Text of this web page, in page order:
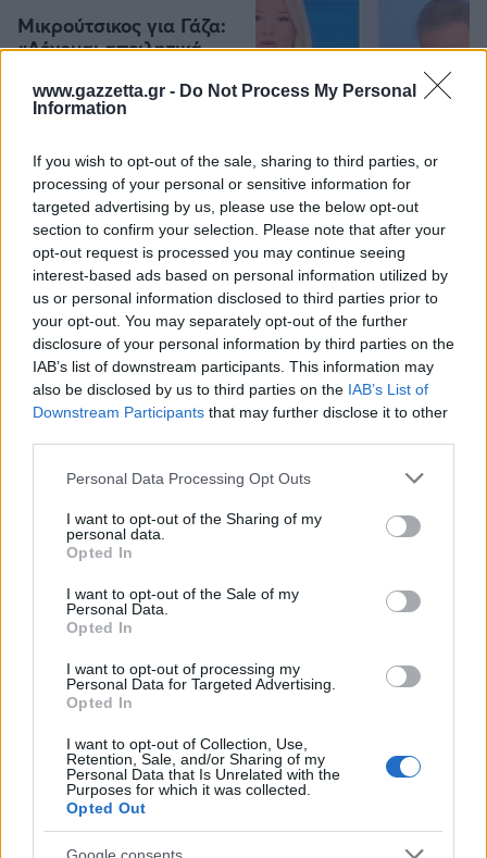
www.gazzetta.gr - Do Not Process My Personal
Information
If you wish to opt-out of the sale, sharing to third parties, or
processing of your personal or sensitive information for
targeted advertising by us, please use the below opt-out
section to confirm your selection. Please note that after your
opt-out request is processed you may continue seeing
interest-based ads based on personal information utilized by
us or personal information disclosed to third parties prior to
your opt-out. You may separately opt-out of the further
disclosure of your personal information by third parties on the
IAB’s list of downstream participants. This information may
also be disclosed by us to third parties on the IAB’s List of
Downstream Participants that may further disclose it to other
Please note that this website/app uses one or more Google
not limited to your visit or usage behaviour. You may click to
grant or deny consent to Google and its third-party tags to
use your data for below specified purposes in below Google
consent section.
Personal Data Processing Opt Outs
I want to opt-out of the Sharing of my
personal data.
Opted In
I want to opt-out of the Sale of my
Personal Data.
Opted In
I want to opt-out of processing my
Personal Data for Targeted Advertising.
Opted In
I want to opt-out of Collection, Use,
Retention, Sale, and/or Sharing of my
Personal Data that Is Unrelated with the
Purposes for which it was collected.
Opted Out
Google consents
Μικρούτσικος για Γάζα:
«Δέχομαι απειλητικά
φάνε» (vid)
SHOWBIZ 11/05/2025 - 13:51
Συνάντηση κορυφής: Ο
Ανδρέας Μικρούτσικος
στο podcast του Φειδία
Παναγιώτου (vid)
Ο Μικρούτσικος
«έκραξε» τον Παππά που
«Απαράδεκτος ο
ισοσκελισμός» (vid)
ΤΗΛΕΟΡΑΣΗ 05/05/2025 - 10:30
Τα «πήρε» στο κρανίο ο
Μικρούτσικος με
Ουγγαρέζο και Σκορδά: